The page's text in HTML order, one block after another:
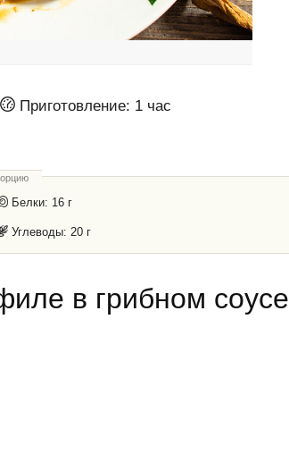
Приготовление: 1 час
Белки: 16 г
Углеводы: 20 г
в грибном соусе